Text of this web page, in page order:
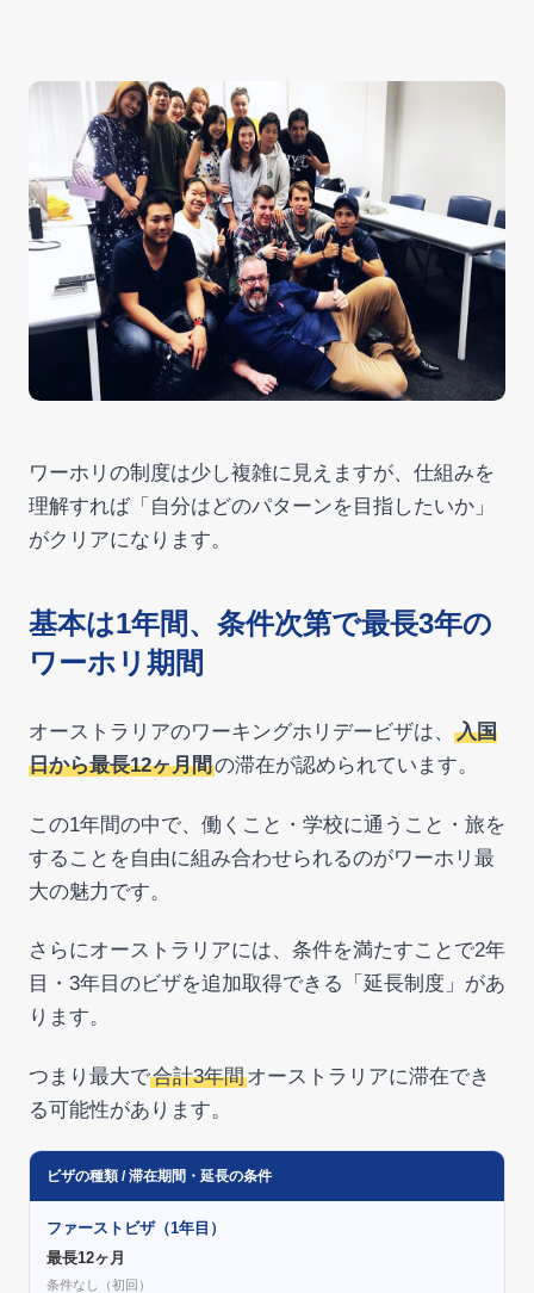
ワーホリの制度は少し複雑に見えますが、仕組みを
理解すれば「自分はどのパターンを目指したいか」
がクリアになります。
基本は1年間、条件次第で最長3年の
ワーホリ期間
オーストラリアのワーキングホリデービザは、
入国
日から最長12ヶ月間の滞在が認められています。
この1年間の中で、働くこと・学校に通うこと・旅を
することを自由に組み合わせられるのがワーホリ最
大の魅力です。
さらにオーストラリアには、条件を満たすことで2年
目・3年目のビザを追加取得できる「延長制度」があ
ります。
つまり最大で合計3年間オーストラリアに滞在でき
る可能性があります。
ビザの種類 / 滞在期間・延長の条件
ファーストビザ（1年目）
最長12ヶ月
条件なし（初回）